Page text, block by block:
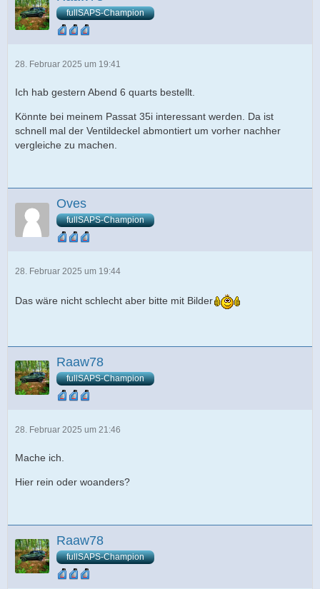
fullSAPS-Champion
28. Februar 2025 um 19:41
Ich hab gestern Abend 6 quarts bestellt.
Könnte bei meinem Passat 35i interessant werden. Da ist
schnell mal der Ventildeckel abmontiert um vorher nachher
vergleiche zu machen.
Oves
fullSAPS-Champion
28. Februar 2025 um 19:44
Das wäre nicht schlecht aber bitte mit Bilder
Raaw78
fullSAPS-Champion
28. Februar 2025 um 21:46
Mache ich.
Hier rein oder woanders?
Raaw78
fullSAPS-Champion